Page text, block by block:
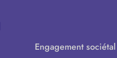
Engagement sociétal